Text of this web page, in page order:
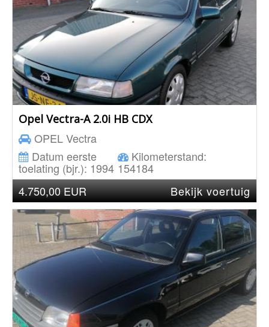
Opel Vectra-A 2.0i HB CDX
OPELVectra
Datum eerste
toelating (bjr.): 1994
Kilometerstand:
154184
4.750,00 EUR
Bekijk voertuig